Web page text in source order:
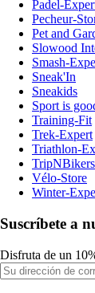
Padel-
Pecheur-
Pet and
Slowood
Smash-
Sneak'In
Sneakids
Sport is
Training-Fit
Trek-Expert
Triathlon-
TripNBikers
Vélo-Store
Winter-
Suscríbete a
Disfruta de un